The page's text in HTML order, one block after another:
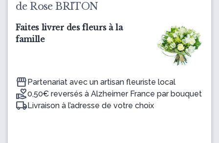
de Rose BRITON
Faites livrer des fleurs à la
famille
Partenariat avec un artisan fleuriste local
0,50€ reversés à Alzheimer France par bouquet
Livraison à l’adresse de votre choix